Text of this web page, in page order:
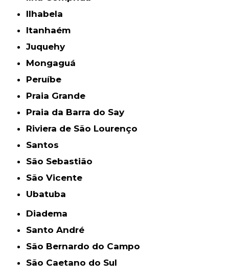
Ilhabela
Itanhaém
Juquehy
Mongaguá
Peruíbe
Praia Grande
Praia da Barra do Say
Riviera de São Lourenço
Santos
São Sebastião
São Vicente
Ubatuba
Diadema
Santo André
São Bernardo do Campo
São Caetano do Sul